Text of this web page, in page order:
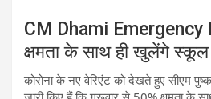
CM Dhami Emergency
क्षमता के साथ ही खुलेंगे स्कूल
कोरोना के नए वेरिएंट को देखते हुए सीएम